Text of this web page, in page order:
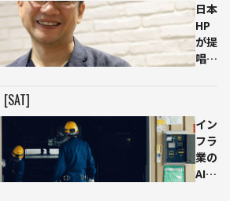
VHS
や
DVD
用の
ray
レベ
ルに
日本
HP
が提
唱す
有用
性
「デ
ータ
[SAT]
イン
フラ
業の
AI活